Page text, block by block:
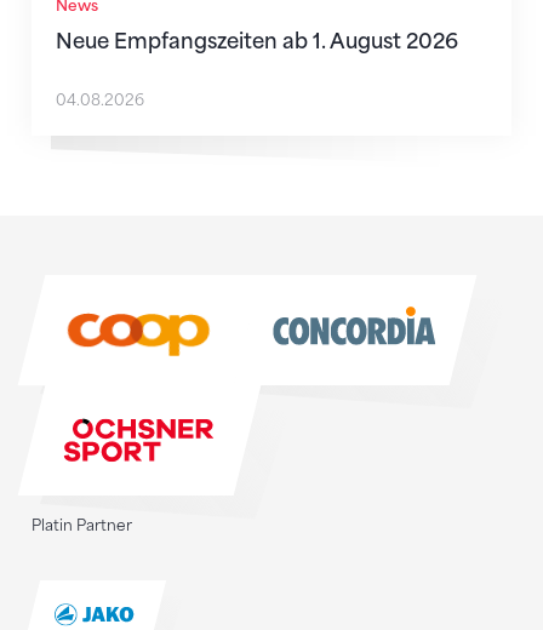
News
Neue Empfangszeiten ab 1. August 2026
04.08.2026
Platin Partner